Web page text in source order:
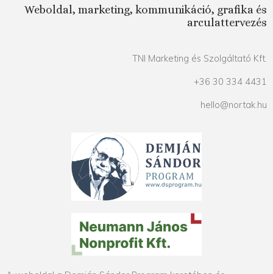
Weboldal, marketing, kommunikáció, grafika és
arculattervezés
TNI Marketing és Szolgáltató Kft.
+36 30 334 4431
hello@nortak.hu